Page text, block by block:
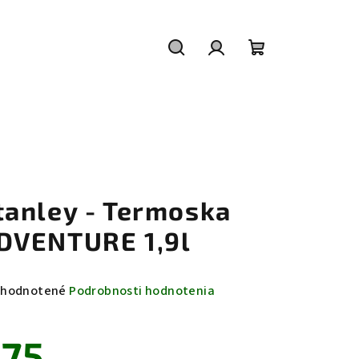
- Termoska
1,9l
Podrobnosti hodnotenia